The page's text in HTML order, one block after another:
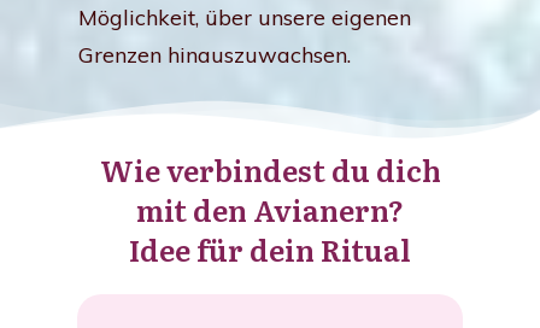
Möglichkeit, über unsere eigenen
Grenzen hinauszuwachsen.
Wie verbindest du dich
mit den Avianern?
Idee für dein Ritual